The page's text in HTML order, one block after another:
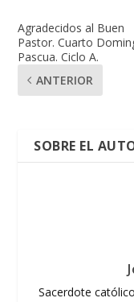
Agradecidos al Buen
Pastor. Cuarto
Pascua. Ciclo A.
ANTERIOR
SOBRE EL
Sacerdote